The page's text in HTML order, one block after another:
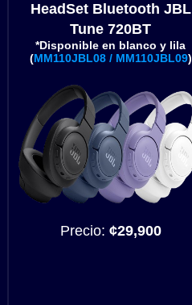
HeadSet Bluetooth JBL
Tune 720BT
*Disponible en blanco y lila
(MM110JBL08 / MM110JBL09)
Precio: ¢29,900